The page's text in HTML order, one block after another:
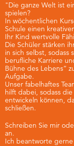
"Die ganze Welt ist
spielen?
In wöchentlichen
Schule einen
Ihr Kind wertvolle
Die Schüler stärken
in sich selbst, sodass
berufliche Karriere
Bühne des Lebens“
Aufgabe.
Unser fabelhaftes
hilft dabei, sodass
entwickeln können,
schließen.
Schreiben Sie mir
an.
Ich beantworte